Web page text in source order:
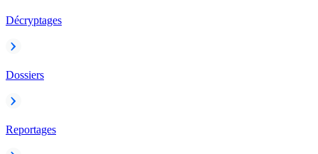
Décryptages
Dossiers
Reportages